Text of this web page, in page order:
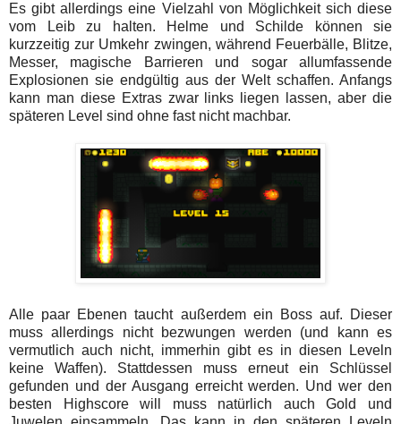
Es gibt allerdings eine Vielzahl von Möglichkeit sich diese
vom Leib zu halten. Helme und Schilde können sie
kurzzeitig zur Umkehr zwingen, während Feuerbälle, Blitze,
Messer, magische Barrieren und sogar allumfassende
Explosionen sie endgültig aus der Welt schaffen. Anfangs
kann man diese Extras zwar links liegen lassen, aber die
späteren Level sind ohne fast nicht machbar.
Alle paar Ebenen taucht außerdem ein Boss auf. Dieser
muss allerdings nicht bezwungen werden (und kann es
vermutlich auch nicht, immerhin gibt es in diesen Leveln
keine Waffen). Stattdessen muss erneut ein Schlüssel
gefunden und der Ausgang erreicht werden. Und wer den
besten Highscore will muss natürlich auch Gold und